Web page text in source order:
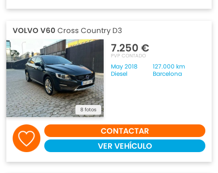
VOLVO V60 Cross Country D3
8 fotos
7.250 €
PVP CONTADO
May 2018
127.000 km
Diesel
Barcelona
CONTACTAR
VER VEHÍCULO